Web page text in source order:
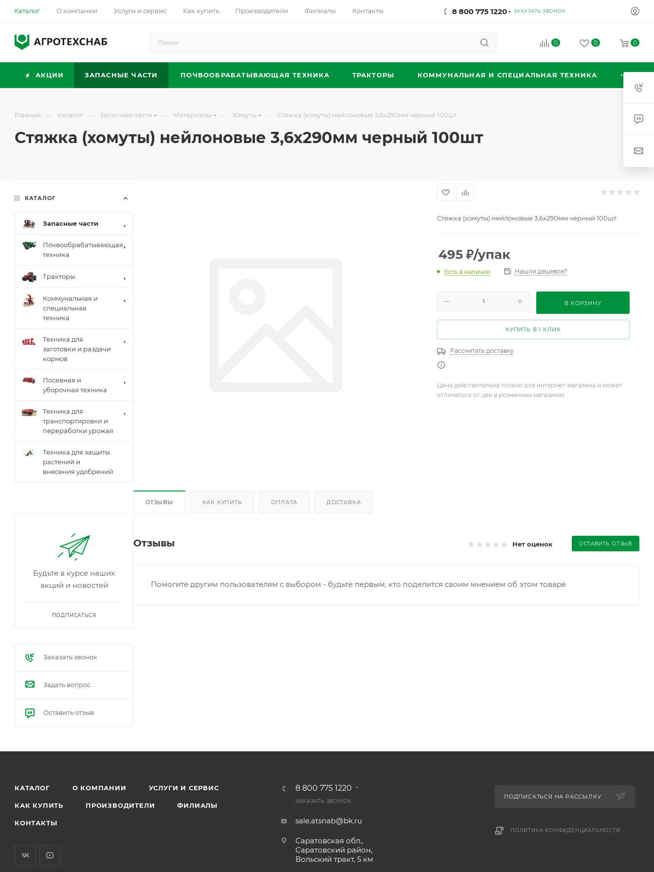
Каталог О компании Услуги и сервис Как купить Производители Филиалы Контакты 8 800 775 1220 ЗАКАЗАТЬ ЗВОНОК
0 0 0
АКЦИИ ЗАПАСНЫЕ ЧАСТИ ПОЧВООБРАБАТЫВАЮЩАЯ ТЕХНИКА ТРАКТОРЫ КОММУНАЛЬНАЯ И СПЕЦИАЛЬНАЯ ТЕХНИКА
Главная — Каталог — Запасные части — Материалы — Хомуты — Стяжка (хомуты) нейлоновые 3,6х290мм черный 100шт
Стяжка (хомуты) нейлоновые 3,6х290мм черный 100шт
Стяжка (хомуты) нейлоновые 3,6х290мм черный 100шт
495 ₽/упак
Есть в наличии Нашли дешевле?
В КОРЗИНУ
КУПИТЬ В 1 КЛИК
Рассчитать доставку
Цена действительна только для интернет-магазина и может
отличаться от цен в розничных магазинах
ОТЗЫВЫ КАК КУПИТЬ ОПЛАТА ДОСТАВКА
Отзывы Нет оценок ОСТАВИТЬ ОТЗЫВ
Помогите другим пользователям с выбором - будьте первым, кто поделится своим мнением об этом товаре
КАТАЛОГ
Запасные части
Почвообрабатывающая
техника
Тракторы
Коммунальная и
специальная
техника
Техника для
заготовки и раздачи
кормов
Посевная и
уборочная техника
Техника для
транспортировки и
переработки урожая
Техника для защиты
растений и
внесения удобрений
Будьте в курсе наших
акций и новостей
ПОДПИСАТЬСЯ
Заказать звонок
Задать вопрос
Оставить отзыв
КАТАЛОГ О КОМПАНИИ УСЛУГИ И СЕРВИС
КАК КУПИТЬ ПРОИЗВОДИТЕЛИ ФИЛИАЛЫ
КОНТАКТЫ
8 800 775 1220
ЗАКАЗАТЬ ЗВОНОК
sale.atsnab@bk.ru
Саратовская обл.,
Саратовский район,
Вольский тракт, 5 км
ПОДПИСАТЬСЯ НА РАССЫЛКУ
ПОЛИТИКА КОНФИДЕНЦИАЛЬНОСТИ